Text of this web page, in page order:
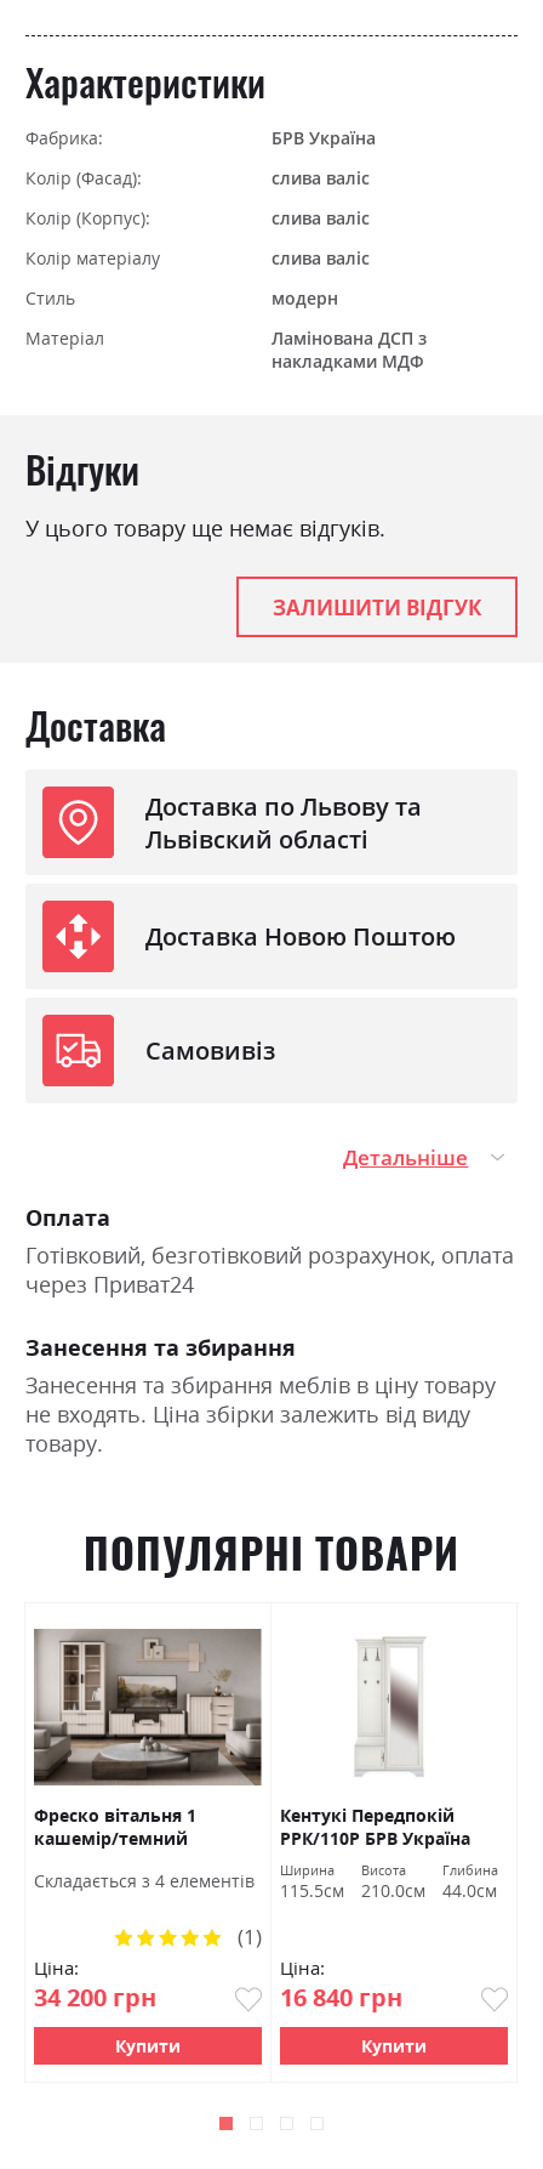
Характеристики
Фабрика:
БРВ Україна
Колір (Фасад):
слива валіс
Колір (Корпус):
слива валіс
Колір матеріалу
слива валіс
Стиль
модерн
Матеріал
Ламінована ДСП з
накладками МДФ
Відгуки
У цього товару ще немає відгуків.
ЗАЛИШИТИ ВІДГУК
Доставка
Доставка по Львову та
Львівский області
Доставка Новою Поштою
Самовивіз
Детальніше
Оплата
Готівковий, безготівковий розрахунок, оплата
через Приват24
Занесення та збирання
Занесення та збирання меблів в ціну товару
не входять. Ціна збірки залежить від виду
товару.
ПОПУЛЯРНІ ТОВАРИ
Фреско вітальня 1
кашемір/темний
Cкладається з 4 елементів
Ціна:
34 200 грн
Рейтинг:
(1)
Купити
Кентукі Передпокій
РРК/110Р БРВ Україна
Ширина
115.5см
Висота
210.0см
Глибина
44.0см
Ціна:
16 840 грн
Купити